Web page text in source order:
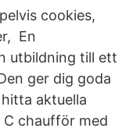
cookies,
En
utbildning till ett
ger dig goda
aktuella
chaufför med